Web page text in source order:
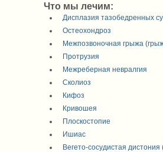
Что мы лечим:
Дисплазия тазобедренных
Остеохондроз
Межпозвоночная грыжа
Протрузия
Межреберная невралгия
Сколиоз
Кифоз
Кривошея
Плоскостопие
Ишиас
Вегето-сосудистая